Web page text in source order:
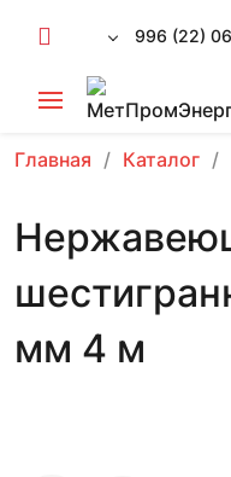
996 (22)
Главная Каталог
мм 4 м